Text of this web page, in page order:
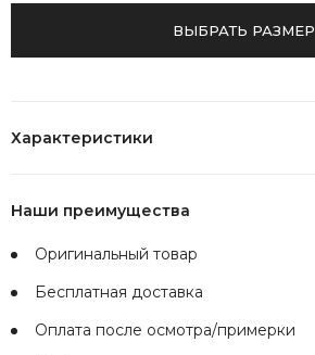
ВЫБРАТЬ РАЗМЕР
Характеристики
Наши преимущества
Оригинальный товар
Бесплатная доставка
Оплата после осмотра/примерки